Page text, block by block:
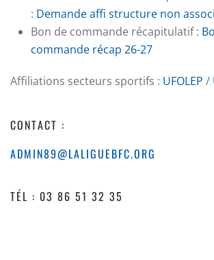
: Demande affi structure non
Bon de commande récapitulatif :
commande récap 26-27
Affiliations secteurs sportifs : UFOLEP /
CONTACT :
ADMIN89@LALIGUEBFC.ORG
TÉL : 03 86 51 32 35